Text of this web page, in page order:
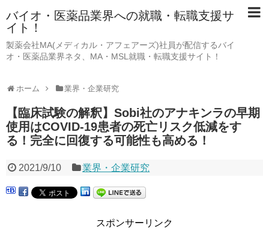
バイオ・医薬品業界への就職・転職支援サ
イト！
製薬会社MA(メディカル・アフェアーズ)社員が配信するバイ
オ・医薬品業界ネタ、MA・MSL就職・転職支援サイト！
ホーム 業界・企業研究
【臨床試験の解釈】Sobi社のアナキンラの早期
使用はCOVID-19患者の死亡リスク低減をす
る！完全に回復する可能性も高める！
2021/9/10 業界・企業研究
スポンサーリンク